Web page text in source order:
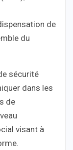
de
du
sécurité
dans les
de
visant à